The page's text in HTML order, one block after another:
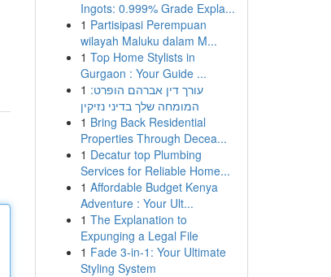
Ingots: 0.999% Grade Expla...
1 Partisipasi Perempuan
wilayah Maluku dalam M...
1 Top Home Stylists in
Gurgaon : Your Guide ...
1 עורך דין אברהם הופרט:
המומחה שלך בדיני נזיקין
1 Bring Back Residential
Properties Through Decea...
1 Decatur top Plumbing
Services for Reliable Home...
1 Affordable Budget Kenya
Adventure : Your Ult...
1 The Explanation to
Expunging a Legal File
1 Fade 3-in-1: Your Ultimate
Styling System